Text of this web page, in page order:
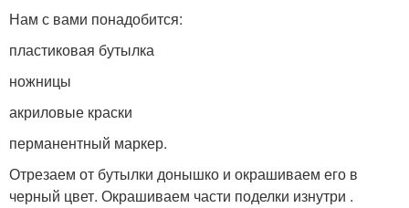
Нам с вами понадобится:
пластиковая бутылка
ножницы
акриловые краски
перманентный маркер.
Отрезаем от бутылки донышко и окрашиваем его в
черный цвет. Окрашиваем части поделки изнутри .